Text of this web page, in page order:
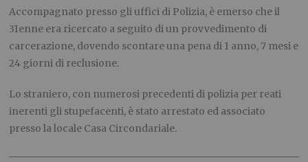
Accompagnato presso gli uffici di Polizia, è emerso che il
31enne era ricercato a seguito di un provvedimento di
carcerazione, dovendo scontare una pena di 1 anno, 7 mesi e
24 giorni di reclusione.
Lo straniero, con numerosi precedenti di polizia per reati
inerenti gli stupefacenti, è stato arrestato ed associato
presso la locale Casa Circondariale.